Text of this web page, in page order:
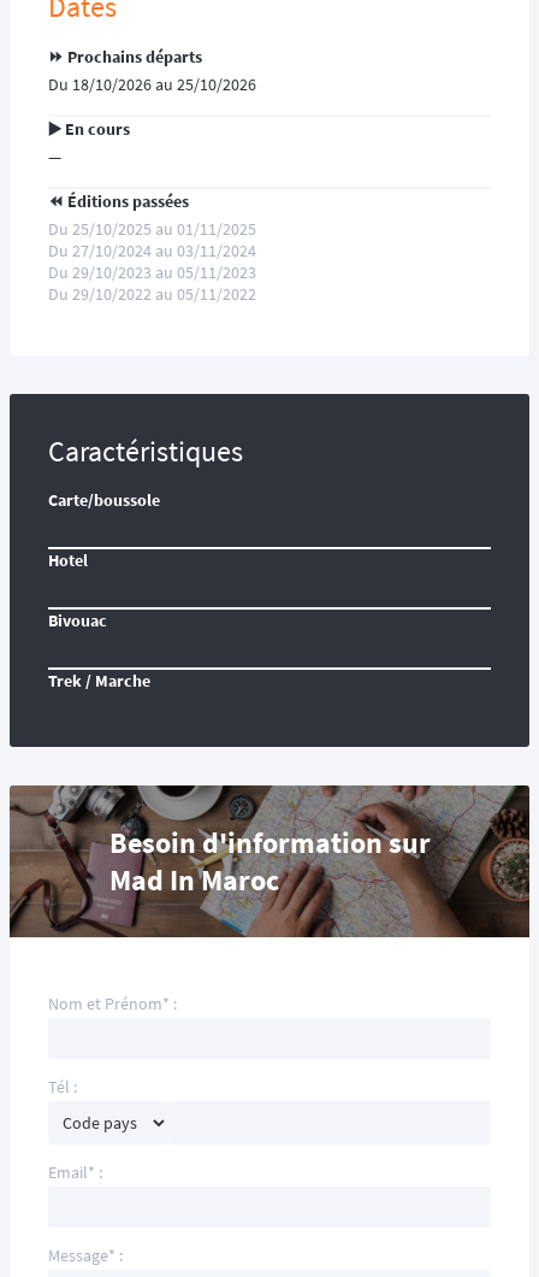
⏩️ Prochains départs
Du 18/10/2026 au 25/10/2026
▶️ En cours
—
⏪️ Éditions passées
Du 25/10/2025 au 01/11/2025
Du 27/10/2024 au 03/11/2024
Du 29/10/2023 au 05/11/2023
Du 29/10/2022 au 05/11/2022
Caractéristiques
Carte/boussole
Hotel
Bivouac
Trek / Marche
Besoin d'information sur
Mad In Maroc
Nom et Prénom* :
Tél :
Email* :
Message* :